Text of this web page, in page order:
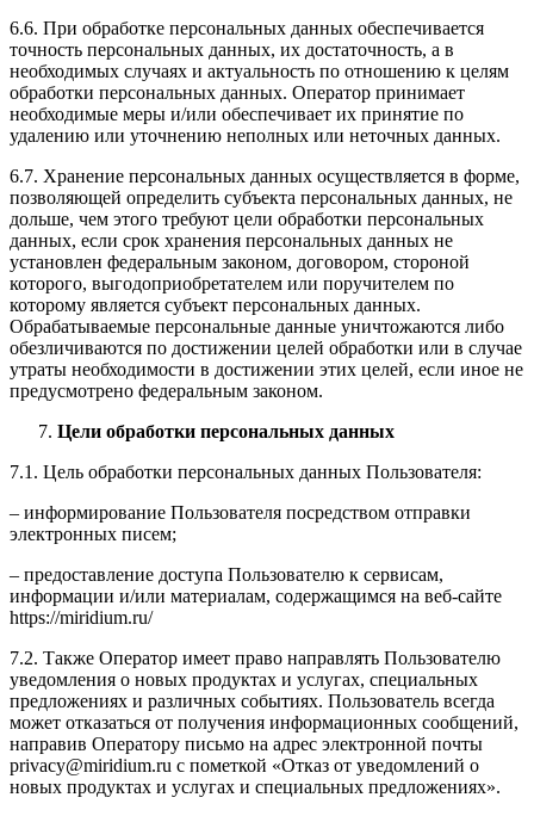
6.6. При обработке персональных данных обеспечивается
точность персональных данных, их достаточность, а в
необходимых случаях и актуальность по отношению к целям
обработки персональных данных. Оператор принимает
необходимые меры и/или обеспечивает их принятие по
удалению или уточнению неполных или неточных данных.
6.7. Хранение персональных данных осуществляется в форме,
позволяющей определить субъекта персональных данных, не
дольше, чем этого требуют цели обработки персональных
данных, если срок хранения персональных данных не
установлен федеральным законом, договором, стороной
которого, выгодоприобретателем или поручителем по
которому является субъект персональных данных.
Обрабатываемые персональные данные уничтожаются либо
обезличиваются по достижении целей обработки или в случае
утраты необходимости в достижении этих целей, если иное не
предусмотрено федеральным законом.
Цели обработки персональных данных
7.1. Цель обработки персональных данных Пользователя:
– информирование Пользователя посредством отправки
электронных писем;
– предоставление доступа Пользователю к сервисам,
информации и/или материалам, содержащимся на веб-сайте
https://miridium.ru/
7.2. Также Оператор имеет право направлять Пользователю
уведомления о новых продуктах и услугах, специальных
предложениях и различных событиях. Пользователь всегда
может отказаться от получения информационных сообщений,
направив Оператору письмо на адрес электронной почты
privacy@miridium.ru с пометкой «Отказ от уведомлений о
новых продуктах и услугах и специальных предложениях».